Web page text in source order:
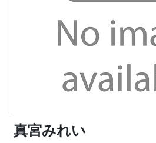
真宮みれい